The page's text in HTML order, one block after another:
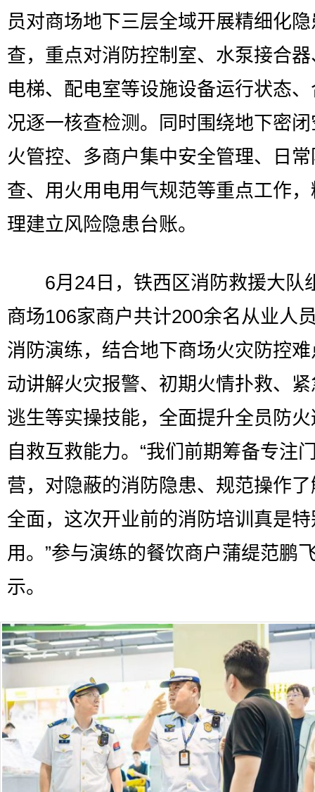
员对商场地下三层全域开展精细化
查，重点对消防控制室、水泵接合
电梯、配电室等设施设备运行状态
况逐一核查检测。同时围绕地下密
火管控、多商户集中安全管理、日
查、用火用电用气规范等重点工作
理建立风险隐患台账。
6月24日，铁西区消防救援大队
商场106家商户共计200余名从业人
消防演练，结合地下商场火灾防控
动讲解火灾报警、初期火情扑救、
逃生等实操技能，全面提升全员防
自救互救能力。“我们前期筹备专注
营，对隐蔽的消防隐患、规范操作
全面，这次开业前的消防培训真是
用。”参与演练的餐饮商户蒲缇范鹏
示。